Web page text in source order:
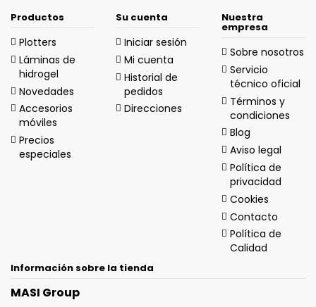
Productos
Plotters
Láminas de
hidrogel
Novedades
Accesorios
móviles
Precios
especiales
Su cuenta
Iniciar sesión
Mi cuenta
Historial de
pedidos
Direcciones
Nuestra
empresa
Sobre nosotros
Servicio
técnico oficial
Términos y
condiciones
Blog
Aviso legal
Política de
privacidad
Cookies
Contacto
Política de
Calidad
Información sobre la tienda
MASI Group